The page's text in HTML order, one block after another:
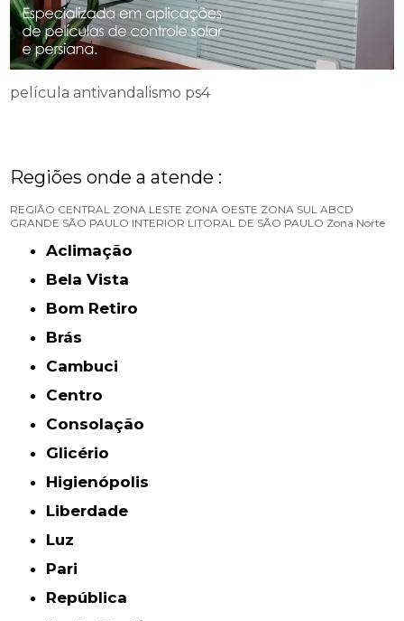
película antivandalismo ps4
Regiões onde a atende :
REGIÃO CENTRAL ZONA LESTE ZONA OESTE ZONA SUL ABCD
GRANDE SÃO PAULO INTERIOR LITORAL DE SÃO PAULO Zona Norte
Aclimação
Bela Vista
Bom Retiro
Brás
Cambuci
Centro
Consolação
Glicério
Higienópolis
Liberdade
Luz
Pari
República